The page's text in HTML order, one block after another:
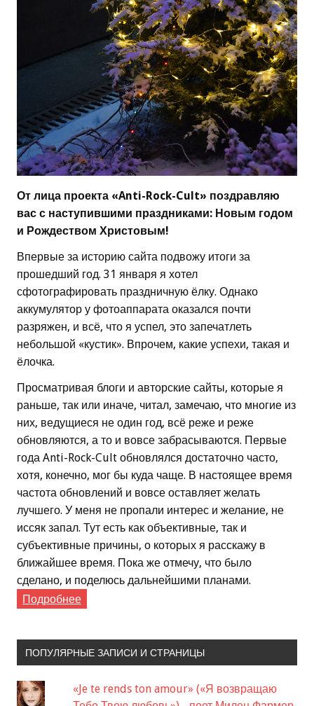
От лица проекта «Anti-Rock-Cult» поздравляю
вас с наступившими праздниками: Новым годом
и Рождеством Христовым!
Впервые за историю сайта подвожу итоги за
прошедший год. 31 января я хотел
сфотографировать праздничную ёлку. Однако
аккумулятор у фотоаппарата оказался почти
разряжен, и всё, что я успел, это запечатлеть
небольшой «кустик». Впрочем, какие успехи, такая и
ёлочка.
Просматривая блоги и авторские сайты, которые я
раньше, так или иначе, читал, замечаю, что многие из
них, ведущиеся не один год, всё реже и реже
обновляются, а то и вовсе забрасываются. Первые
года Anti-Rock-Cult обновлялся достаточно часто,
хотя, конечно, мог бы куда чаще. В настоящее время
частота обновлений и вовсе оставляет желать
лучшего. У меня не пропали интерес и желание, не
иссяк запал. Тут есть как объективные, так и
субъективные причины, о которых я расскажу в
ближайшее время. Пока же отмечу, что было
сделано, и поделюсь дальнейшими планами.
Подробнее
ПОПУЛЯРНЫЕ ЗАПИСИ И СТРАНИЦЫ
«Je te rends ton amour» («Я возвращаю